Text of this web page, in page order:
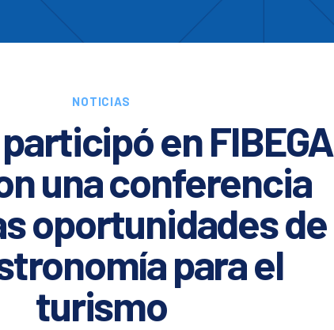
NOTICIAS
participó en FIBEGA
una conferencia
oportunidades de
para el
turismo